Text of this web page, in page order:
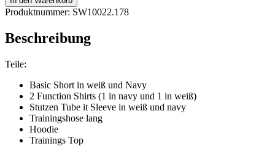
Produktnummer: SW10022.178
Beschreibung
Teile:
Basic Short in weiß und Navy
2 Function Shirts (1 in navy und 1 in weiß)
Stutzen Tube it Sleeve in weiß und navy
Trainingshose lang
Hoodie
Trainings Top